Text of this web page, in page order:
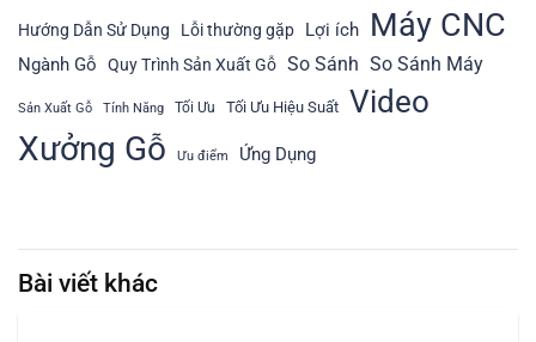
Hướng Dẫn Sử Dụng Lỗi thường gặp Lợi ích Máy CNC
Ngành Gỗ Quy Trình Sản Xuất Gỗ So Sánh So Sánh Máy
Sản Xuất Gỗ Tính Năng Tối Ưu Tối Ưu Hiệu Suất Video
Xưởng Gỗ Ưu điểm Ứng Dụng
Bài viết khác